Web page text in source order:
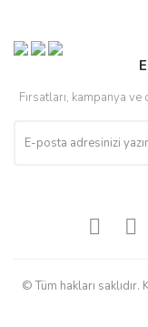
Fırsatları, kampanya
© Tüm hakları